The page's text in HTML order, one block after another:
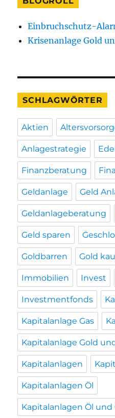
Einbruchschutz-
Krisenanlage Gold
SCHLAGWÖRTER
Aktien
Anlagestrategie
Finanzberatung
Geldanlage Geld
Geldanlageberatung
Geld sparen
Goldbarren Gold
Immobilien Invest
Investmentfonds
Kapitalanlage Gas
Kapitalanlage Gold
Kapitalanlagen
Kapitalanlagen Öl
Kapitalanlagen Öl und